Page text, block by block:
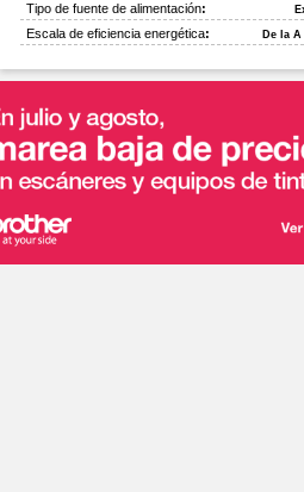
Tipo de fuente de alimentación:
Escala de eficiencia energética: De la